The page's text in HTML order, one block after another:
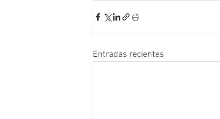
Entradas recientes